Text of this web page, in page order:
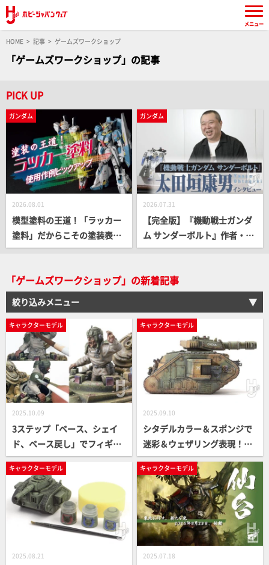
HOME 記事 ゲームズワークショップ
「ゲームズワークショップ」の記事
PICK UP
ガンダム
2026.08.01
模型塗料の王道！「ラッカー
塗料」だからこその塗装表現
をプロモデラー作例とともに
ガンダム
2026.07.31
【完全版】『機動戦士ガンダ
ム サンダーボルト』作者・太
田垣康男インタビュー!! クラ
の心境など語ってもらった！
【HJメカニクス28】
「ゲームズワークショップ」の新着記事
絞り込みメニュー
キャラクターモデル
2025.10.09
3ステップ「ベース、シェイ
ド、ベース戻し」でフィギュ
アをお手軽塗装！「Leman R
uss Battle Tank & Lord Sola
r Leontus」が完成【ウォー
ハンマー ビルド＆ペインティ
ングTIPS集】
キャラクターモデル
2025.09.10
シタデルカラー＆スポンジで
迷彩＆ウェザリング表現！
「レマン＝ラス・バトルタン
ク」戦車を塗りこむ！【ウォ
ーハンマー ビルド＆ペインテ
ィングTIPS集】
キャラクターモデル
2025.08.21
キャラクターモデル
2025.07.18
メニュー